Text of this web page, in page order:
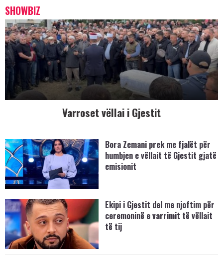
SHOWBIZ
Varroset vëllai i Gjestit
Bora Zemani prek me fjalët për
humbjen e vëllait të Gjestit gjatë
emisionit
Ekipi i Gjestit del me njoftim për
ceremoninë e varrimit të vëllait
të tij